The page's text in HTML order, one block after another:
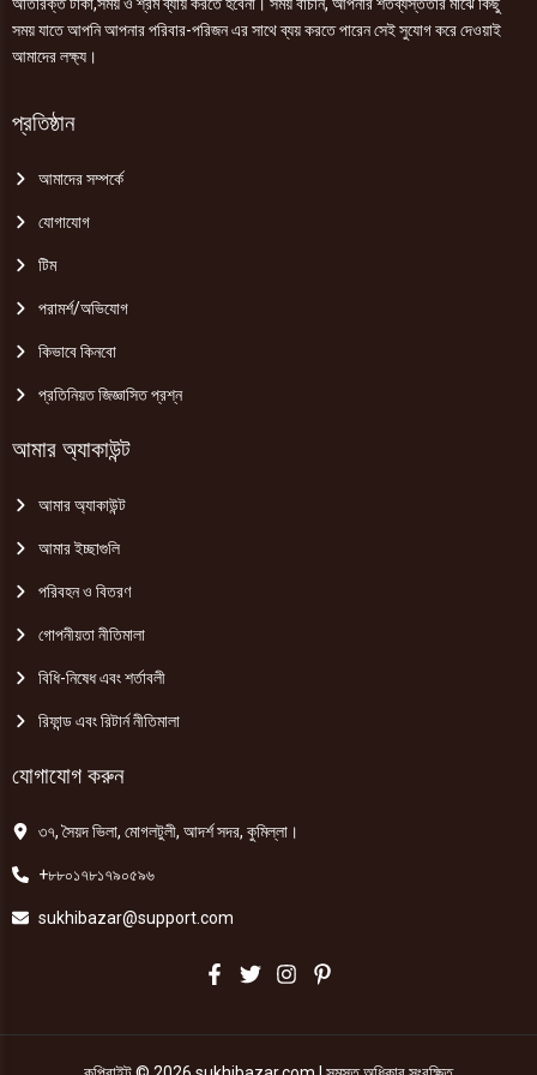
সময় যাতে আপনি আপনার পরিবার-পরিজন এর সাথে ব্যয় করতে পারেন সেই সুযোগ করে দেওয়াই
আমাদের লক্ষ্য।
প্রতিষ্ঠান
আমাদের সম্পর্কে
যোগাযোগ
টিম
পরামর্শ/অভিযোগ
কিভাবে কিনবো
প্রতিনিয়ত জিজ্ঞাসিত প্রশ্ন
আমার অ্যাকাউন্ট
আমার অ্যাকাউন্ট
আমার ইচ্ছাগুলি
পরিবহন ও বিতরণ
গোপনীয়তা নীতিমালা
বিধি-নিষেধ এবং শর্তাবলী
রিফান্ড এবং রিটার্ন নীতিমালা
যোগাযোগ করুন
৩৭, সৈয়দ ভিলা, মোগলটুলী, আদর্শ সদর, কুমিল্লা।
+৮৮০১৭৮১৭৯০৫৯৬
sukhibazar@support.com